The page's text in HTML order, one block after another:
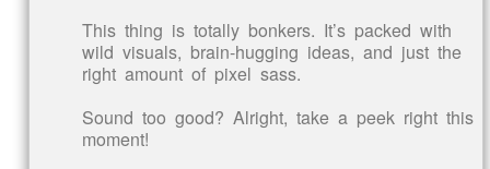
This thing is totally bonkers. It’s packed with
wild visuals, brain-hugging ideas, and just the
right amount of pixel sass.
Sound too good? Alright, take a peek right this
moment!